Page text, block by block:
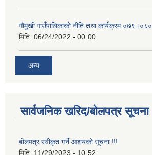
गौमुखी गाउँपालिकाको नीति तथा कार्यक्रम ०७९।०८०
मिति: 06/24/2022 - 00:00
अन्य
सार्वजनिक खरिद/बोलपत्र सूचना
बोलपत्र स्वीकृत गर्ने आशयको सूचना !!!
मिति: 11/29/2023 - 10:52